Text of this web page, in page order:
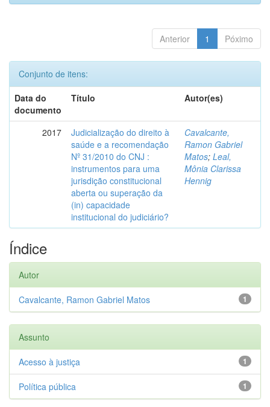
Anterior 1 Póximo
Conjunto de itens:
Data do
documento
Título Autor(es)
2017
Judicialização do direito à
saúde e a recomendação
Nº 31/2010 do CNJ :
instrumentos para uma
jurisdição constitucional
aberta ou superação da
(in) capacidade
institucional do judiciário?
Cavalcante,
Ramon Gabriel
Matos; Leal,
Mônia Clarissa
Hennig
Índice
Autor
1
Cavalcante, Ramon Gabriel Matos
Assunto
1
Acesso à justiça
1
Política pública